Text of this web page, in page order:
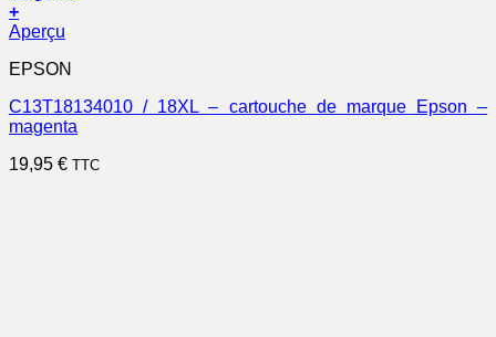
+
Aperçu
EPSON
C13T18134010 / 18XL – cartouche de marque Epson –
magenta
19,95 € TTC